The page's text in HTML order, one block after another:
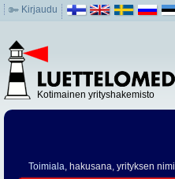
Kirjaudu
Kotimainen yrityshakemisto
Toimiala, hakusana, yrityksen nimi